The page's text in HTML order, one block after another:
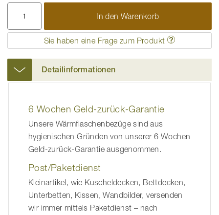
In den Warenkorb
Sie haben eine Frage zum Produkt
Detailinformationen
6 Wochen Geld-zurück-Garantie
Unsere Wärmflaschenbezüge sind aus
hygienischen Gründen von unserer 6 Wochen
Geld-zurück-Garantie ausgenommen.
Post/Paketdienst
Kleinartikel, wie Kuscheldecken, Bettdecken,
Unterbetten, Kissen, Wandbilder, versenden
wir immer mittels Paketdienst – nach